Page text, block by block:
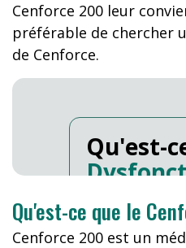
Cenforce 200 leur
préférable de chercher
de Cenforce.
Qu'est-
Erectile ?
Qu'est-ce que le
Cenforce 200 est un